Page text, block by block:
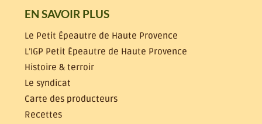
EN SAVOIR PLUS
Le Petit Épeautre de Haute Provence
L’IGP Petit Épeautre de Haute Provence
Histoire & terroir
Le syndicat
Carte des producteurs
Recettes